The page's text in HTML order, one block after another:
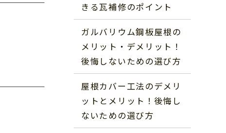
きる瓦補修のポイント
ガルバリウム鋼板屋根の
メリット・デメリット！
後悔しないための選び方
屋根カバー工法のデメリ
ットとメリット！後悔し
ないための選び方